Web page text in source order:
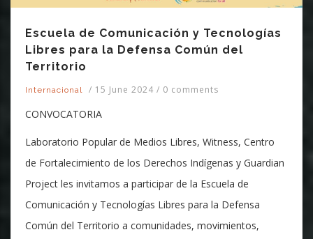
Escuela de Comunicación y Tecnologías
Libres para la Defensa Común del
Territorio
Internacional / 15 June 2024 / 0 comments
CONVOCATORIA
Laboratorio Popular de Medios Libres, Witness, Centro
de Fortalecimiento de los Derechos Indígenas y Guardian
Project les invitamos a participar de la Escuela de
Comunicación y Tecnologías Libres para la Defensa
Común del Territorio a comunidades, movimientos,